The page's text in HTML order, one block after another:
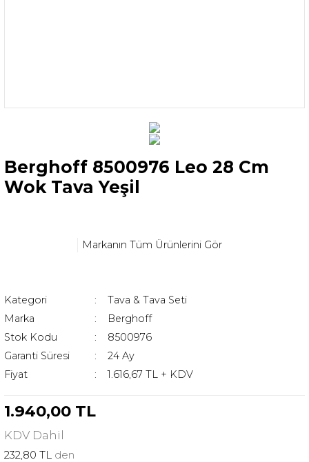
Berghoff 8500976 Leo 28 Cm
Wok Tava Yeşil
Markanın Tüm Ürünlerini Gör
Kategori
Tava & Tava Seti
Marka
Berghoff
Stok Kodu
8500976
Garanti Süresi
24 Ay
Fiyat
1.616,67 TL + KDV
1.940,00 TL
KDV Dahil
232,80 TL den